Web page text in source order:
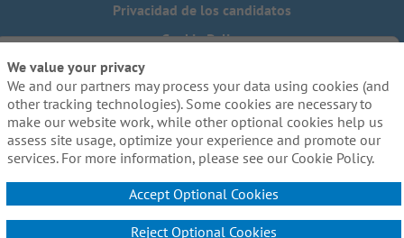
Privacidad de los candidatos
Cookie Policy
Do Not Sell or Share My Personal Information - US Residents
¿Necesita una adaptación especial para completar alguna
parte de nuestro proceso de solicitud, incluido el uso de
este sitio web? Escríbanos a:Careers@ajg.com
We value your privacy
We and our partners may process your data using cookies (and
other tracking technologies). Some cookies are necessary to
make our website work, while other optional cookies help us
assess site usage, optimize your experience and promote our
services. For more information, please see our Cookie Policy.
Accept Optional Cookies
Reject Optional Cookies